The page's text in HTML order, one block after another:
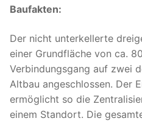
Baufakten:
Der nicht unterkellerte
einer Grundfläche von ca.
Verbindungsgang auf zwei
Altbau angeschlossen. Der
ermöglicht so die
einem Standort. Die